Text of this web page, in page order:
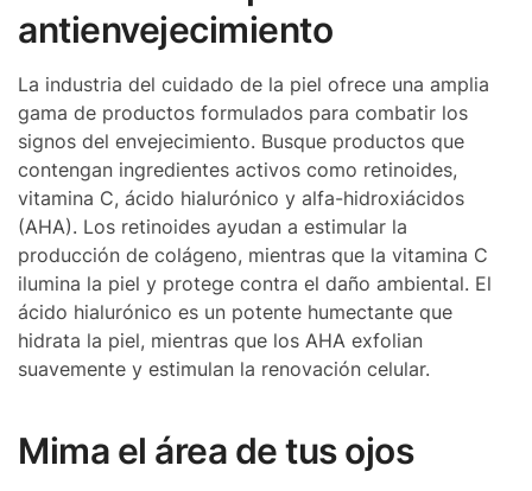
antienvejecimiento
La industria del cuidado de la piel ofrece una amplia
gama de productos formulados para combatir los
signos del envejecimiento. Busque productos que
contengan ingredientes activos como retinoides,
vitamina C, ácido hialurónico y alfa-hidroxiácidos
(AHA). Los retinoides ayudan a estimular la
producción de colágeno, mientras que la vitamina C
ilumina la piel y protege contra el daño ambiental. El
ácido hialurónico es un potente humectante que
hidrata la piel, mientras que los AHA exfolian
suavemente y estimulan la renovación celular.
Mima el área de tus ojos